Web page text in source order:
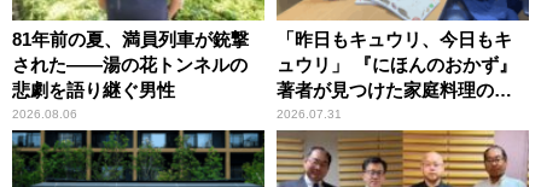
81年前の夏、満員列車が銃撃
された――湯の花トンネルの
悲劇を語り継ぐ男性
2026.08.06
「昨日もキュウリ、今日もキ
ュウリ」 『にほんのおかず』
著者が見つけた家庭料理の知
恵
2026.07.31